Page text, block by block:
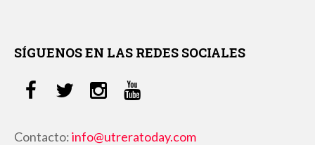
SÍGUENOS EN LAS REDES SOCIALES
Contacto:info@utreratoday.com